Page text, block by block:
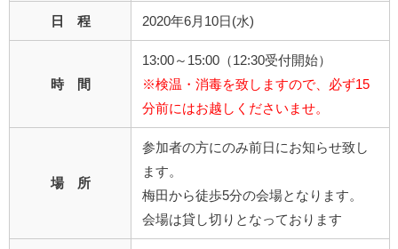
日 程 2020年6月10日(水)
時 間
13:00～15:00（12:30受付開始）
※検温・消毒を致しますので、必ず15
分前にはお越しくださいませ。
場 所
参加者の方にのみ前日にお知らせ致し
ます。
梅田から徒歩5分の会場となります。
会場は貸し切りとなっております